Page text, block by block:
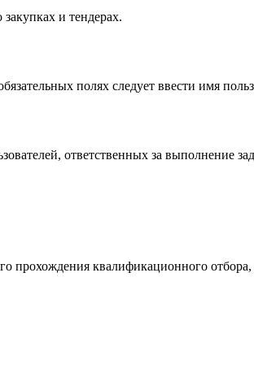
и тендерах.
полях следует ввести имя
ответственных за выполнение
прохождения квалификационного